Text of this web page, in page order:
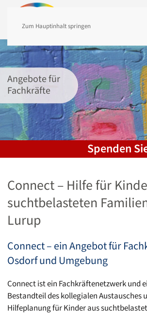
Zum Hauptinhalt springen
Angebote für
Fachkräfte
Spenden
Connect – Hilfe für
suchtbelasteten
Lurup
Connect – ein Angebot für
Osdorf und Umgebung
Connect ist ein Fachkräftenetzwerk und
Bestandteil des kollegialen Austausches
Hilfeplanung für Kinder aus